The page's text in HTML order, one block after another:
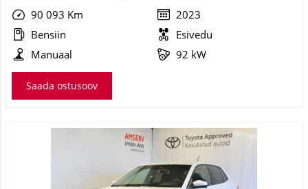
90 093 Km
2023
Bensiin
Esivedu
Manuaal
92 kW
Saada ostusoov